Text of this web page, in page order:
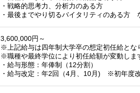
・戦略的思考力、分析力のある方
・最後までやり切るバイタリティのある方
3,600,000円～
※上記給与は四年制大学卒の想定初任給とな
※職種や最終学位により初任給額が変動しま
・給与形態：年俸制（12分割）
・給与改定：年2回（4月、10月) ※初年度